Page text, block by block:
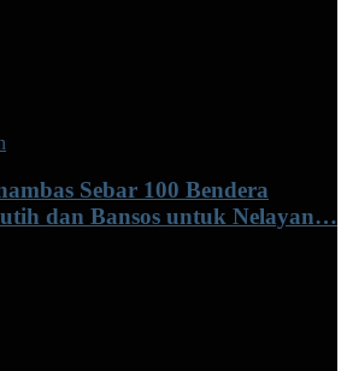
Sebar 100 Bendera
dan Bansos untuk Nelayan…